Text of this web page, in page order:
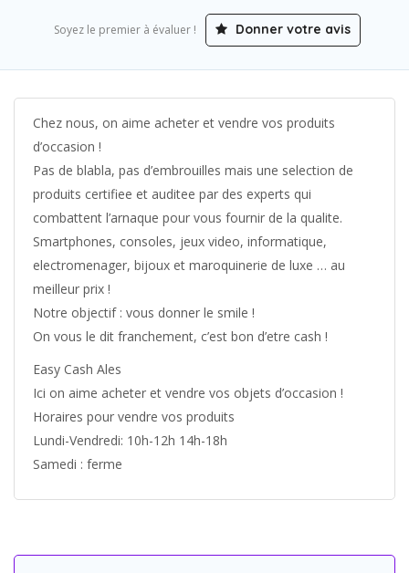
Soyez le premier à évaluer ! Donner votre avis
Chez nous, on aime acheter et vendre vos produits
d’occasion !
Pas de blabla, pas d’embrouilles mais une selection de
produits certifiee et auditee par des experts qui
combattent l’arnaque pour vous fournir de la qualite.
Smartphones, consoles, jeux video, informatique,
electromenager, bijoux et maroquinerie de luxe … au
meilleur prix !
Notre objectif : vous donner le smile !
On vous le dit franchement, c’est bon d’etre cash !
Easy Cash Ales
Ici on aime acheter et vendre vos objets d’occasion !
Horaires pour vendre vos produits
Lundi-Vendredi: 10h-12h 14h-18h
Samedi : ferme